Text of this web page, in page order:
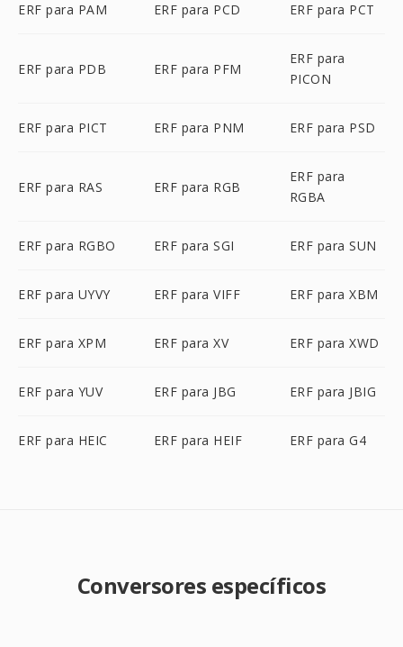
ERF para PAM ERF para PCD ERF para PCT
ERF para PDB ERF para PFM
ERF para
PICON
ERF para PICT ERF para PNM ERF para PSD
ERF para RAS ERF para RGB
ERF para
RGBA
ERF para RGBO ERF para SGI ERF para SUN
ERF para UYVY ERF para VIFF ERF para XBM
ERF para XPM ERF para XV ERF para XWD
ERF para YUV ERF para JBG ERF para JBIG
ERF para HEIC ERF para HEIF ERF para G4
Conversores específicos